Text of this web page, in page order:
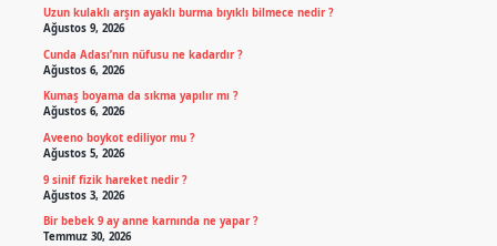
Uzun kulaklı arşın ayaklı burma bıyıklı bilmece nedir ?
Ağustos 9, 2026
Cunda Adası’nın nüfusu ne kadardır ?
Ağustos 6, 2026
Kumaş boyama da sıkma yapılır mı ?
Ağustos 6, 2026
Aveeno boykot ediliyor mu ?
Ağustos 5, 2026
9 sinif fizik hareket nedir ?
Ağustos 3, 2026
Bir bebek 9 ay anne karnında ne yapar ?
Temmuz 30, 2026